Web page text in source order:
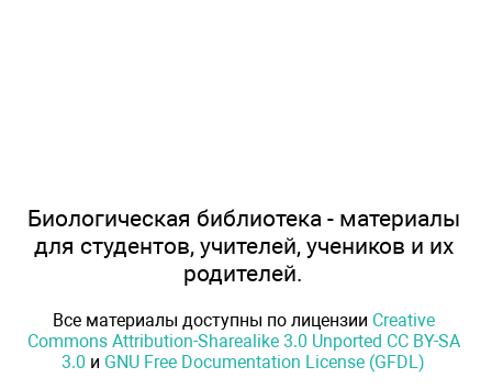
Биологическая библиотека - материалы
для студентов, учителей, учеников и их
родителей.
Все материалы доступны по лицензии Creative
Commons Attribution-Sharealike 3.0 Unported CC BY-SA
3.0 и GNU Free Documentation License (GFDL)